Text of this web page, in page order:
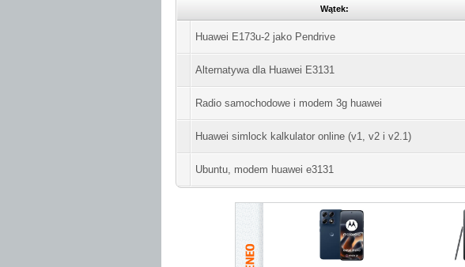
Wątek:
Huawei E173u-2 jako Pendrive
Alternatywa dla Huawei E3131
Radio samochodowe i modem 3g huawei
Huawei simlock kalkulator online (v1, v2 i v2.1)
Ubuntu, modem huawei e3131